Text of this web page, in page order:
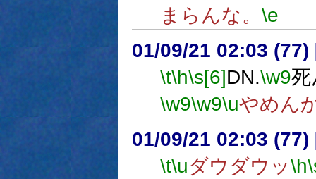
まらんな。 \e
01/09/21 02:03 (77)
\t\h\s[6]DN.\w9死
\w9\w9\uやめん
01/09/21 02:03 (77)
\t\uダウダウッ\h